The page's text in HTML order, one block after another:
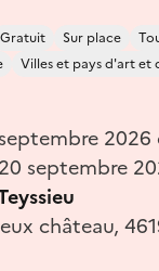
Gratuit Sur place
Villes et pays d'art et
2026
septembre
château,